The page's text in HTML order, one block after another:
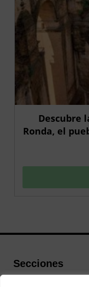
Descubre
Ronda, el
Secciones